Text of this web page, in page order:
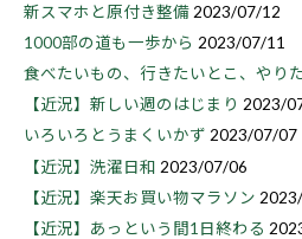
新スマホと原付き整備 2023/07/12
1000部の道も一歩から 2023/07/11
食べたいもの、行きたいとこ、やり
【近況】新しい週のはじまり 2023/
いろいろとうまくいかず 2023/07/07
【近況】洗濯日和 2023/07/06
【近況】楽天お買い物マラソン
【近況】あっという間1日終わる